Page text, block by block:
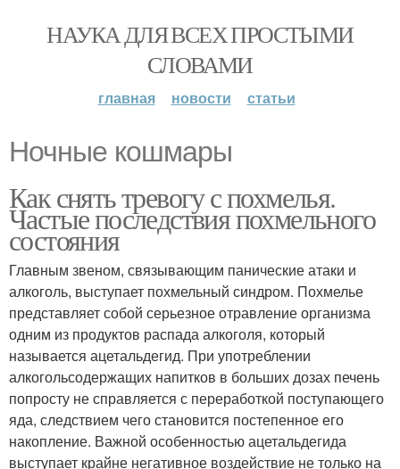
НАУКА ДЛЯ ВСЕХ ПРОСТЫМИ
СЛОВАМИ
главная новости статьи
Ночные кошмары
Как снять тревогу с похмелья.
Частые последствия похмельного
состояния
Главным звеном, связывающим панические атаки и
алкоголь, выступает похмельный синдром. Похмелье
представляет собой серьезное отравление организма
одним из продуктов распада алкоголя, который
называется ацетальдегид. При употреблении
алкогольсодержащих напитков в больших дозах печень
попросту не справляется с переработкой поступающего
яда, следствием чего становится постепенное его
накопление. Важной особенностью ацетальдегида
выступает крайне негативное воздействие не только на